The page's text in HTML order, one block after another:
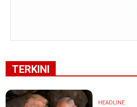
TERKINI
HEADLINE